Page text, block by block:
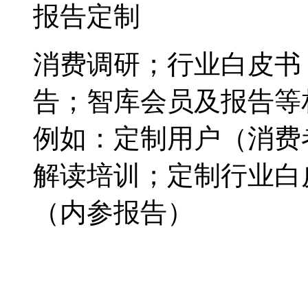
报告定制
消费调研；行业白皮
告；智库会员及报告
例如：定制用户（消
解读培训；定制行业
（内参报告）